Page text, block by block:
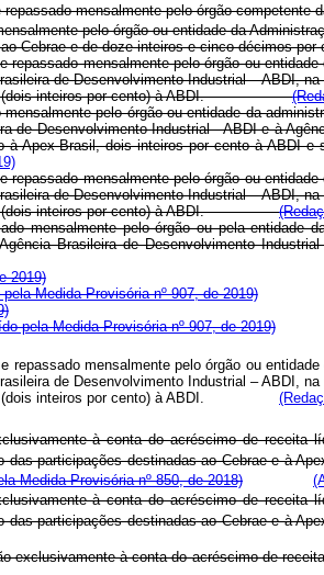
mensalmente pelo órgão competente
pelo órgão ou entidade da
ao Cebrae e de doze inteiros e cinco
mensalmente pelo órgão ou
de Desenvolvimento Industrial – ABDI,
e 2% (dois inteiros por cento) à ABDI.
pelo órgão ou entidade da
de Desenvolvimento Industrial - ABDI e à
à Apex-Brasil, dois inteiros por cento
mensalmente pelo órgão ou
de Desenvolvimento Industrial – ABDI,
e 2% (dois inteiros por cento) à ABDI.
mensalmente pelo órgão ou pela entidade
Brasileira de Desenvolvimento
2019)
Medida Provisória nº 907, de 2019)
pela Medida Provisória nº 907, de 2019)
mensalmente pelo órgão ou
de Desenvolvimento Industrial – ABDI,
e 2% (dois inteiros por cento) à ABDI.
à conta do acréscimo de receita
das participações destinadas ao Cebrae e à
Medida Provisória nº 850, de 2018)
à conta do acréscimo de receita
das participações destinadas ao Cebrae e à
à conta do acréscimo de